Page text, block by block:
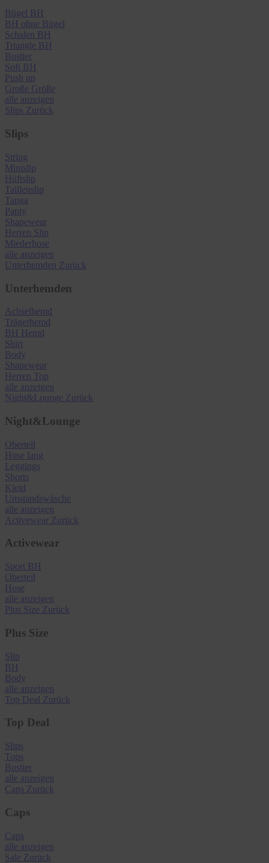
Bügel BH
BH ohne Bügel
Schalen BH
Triangle BH
Bustier
Soft BH
Push up
Große Größe
alle anzeigen
Slips Zurück
Slips
String
Minislip
Hüftslip
Taillenslip
Tanga
Panty
Shapewear
Herren Slip
Miederhose
alle anzeigen
Unterhemden Zurück
Unterhemden
Achselhemd
Trägerhemd
BH Hemd
Shirt
Body
Shapewear
Herren Top
alle anzeigen
Night&Lounge Zurück
Night&Lounge
Oberteil
Hose lang
Leggings
Shorts
Kleid
Umstandswäsche
alle anzeigen
Activewear Zurück
Activewear
Sport BH
Oberteil
Hose
alle anzeigen
Plus Size Zurück
Plus Size
Slip
BH
Body
alle anzeigen
Top Deal Zurück
Top Deal
Slips
Tops
Bustier
alle anzeigen
Caps Zurück
Caps
Caps
alle anzeigen
Sale Zurück